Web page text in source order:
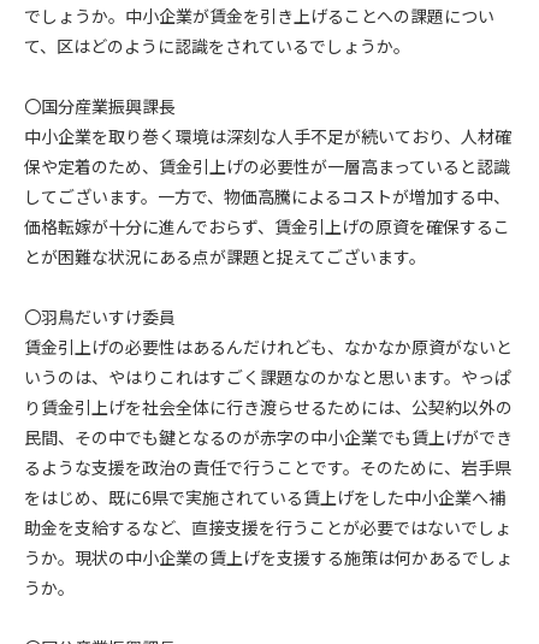
でしょうか。中小企業が賃金を引き上げることへの課題につい
て、区はどのように認識をされているでしょうか。
〇国分産業振興課長
中小企業を取り巻く環境は深刻な人手不足が続いており、人材確
保や定着のため、賃金引上げの必要性が一層高まっていると認識
してございます。一方で、物価高騰によるコストが増加する中、
価格転嫁が十分に進んでおらず、賃金引上げの原資を確保するこ
とが困難な状況にある点が課題と捉えてございます。
〇羽鳥だいすけ委員
賃金引上げの必要性はあるんだけれども、なかなか原資がないと
いうのは、やはりこれはすごく課題なのかなと思います。やっぱ
り賃金引上げを社会全体に行き渡らせるためには、公契約以外の
民間、その中でも鍵となるのが赤字の中小企業でも賃上げができ
るような支援を政治の責任で行うことです。そのために、岩手県
をはじめ、既に6県で実施されている賃上げをした中小企業へ補
助金を支給するなど、直接支援を行うことが必要ではないでしょ
うか。現状の中小企業の賃上げを支援する施策は何かあるでしょ
うか。